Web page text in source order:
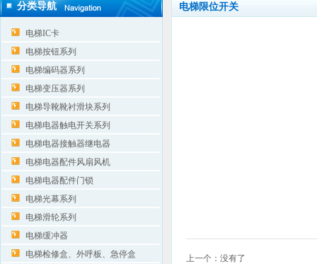
分类导航
电梯IC卡
电梯按钮系列
电梯编码器系列
电梯变压器系列
电梯导靴靴衬滑块系列
电梯电器触电开关系列
电梯电器接触器继电器
电梯电器配件风扇风机
电梯电器配件门锁
电梯光幕系列
电梯滑轮系列
电梯缓冲器
电梯检修盒、外呼板、急停盒
电梯限位开关
上一个：没有了